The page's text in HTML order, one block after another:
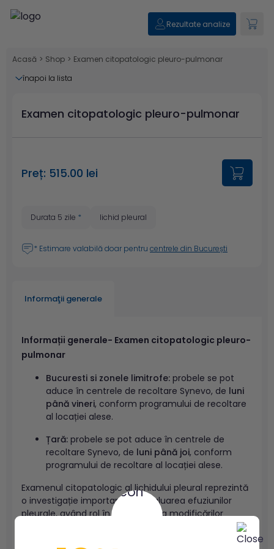
Rezultate analize
Acasă > Shop > Examen citopatologic pleuro-pulmonar
înapoi la lista
Examen citopatologic pleuro-pulmonar
Preț: 515.00 lei
Durata 5 zile * lichid pleural
* Estimare valabilă doar pentru centrele din București
Informaţii generale
Informații generale- Examen citopatologic pleuro-
pulmonar
Bucuresti si zonele limitrofe: probele se pot
aduce în centrele de recoltare Synevo, de luni
până vineri, conform programului de recoltare
al locației alese.
Țară: probele se pot aduce în centrele de
recoltare Synevo, de luni până joi, conform
programului de recoltare al locației alese.
Examenul citopatologic al lichidului pleural reprezintă
o investigație importantă în evaluarea efuziunilor
pleurale, având rol în identificarea modificărilor
celulare asociate proceselor maligne, inflamatorii sau